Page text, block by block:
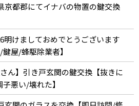
京都郡にてイナバの物置の鍵交換
明けましておめでとうございます
屋/蜂駆除業者】
ん】引き戸玄関の鍵交換【抜きに
悪い/壊れた】